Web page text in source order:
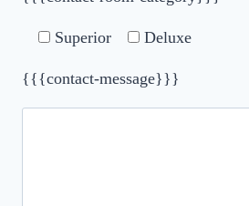
Superior Deluxe
{{{contact-message}}}